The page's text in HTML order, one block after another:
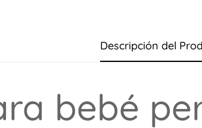
Descripción del
bebé